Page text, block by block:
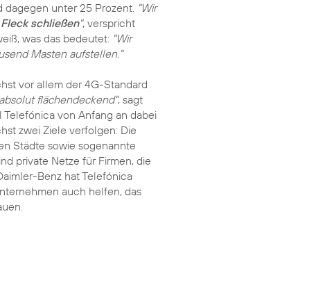
dagegen unter 25 Prozent. "Wir
schließen", verspricht
was das bedeutet: "Wir
Masten aufstellen."
vor allem der 4G-Standard
flächendeckend", sagt
von Anfang an dabei
zwei Ziele verfolgen: Die
Städte sowie sogenannte
private Netze für Firmen, die
Benz hat Telefónica
auch helfen, das